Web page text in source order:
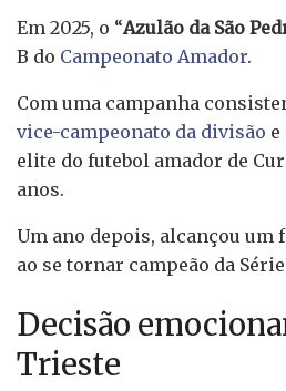
Em 2025, o “Azulão da São
B do Campeonato Amador.
Com uma campanha
vice-campeonato da divisão
elite do futebol amador de
anos.
Um ano depois, alcançou
ao se tornar campeão da Série
Decisão
Trieste